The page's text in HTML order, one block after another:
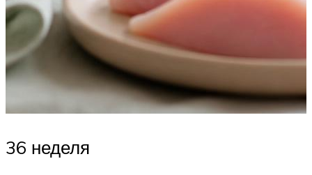
36 неделя